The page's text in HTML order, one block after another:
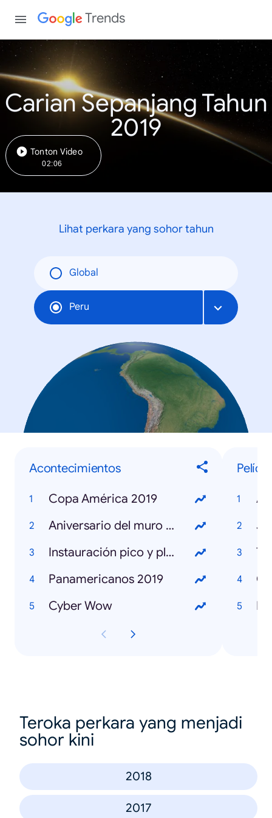
Trends
Carian Sepanjang Tahun
2019
Tonton Video
02:06
Lihat perkara yang sohor tahun
Global
Peru
Acontecimientos
Copa América 2019
Aniversario del muro de Berlín
Instauración pico y placa Lima
Panamericanos 2019
Cyber Wow
IT
Teroka perkara yang menjadi
sohor kini
2018
2017